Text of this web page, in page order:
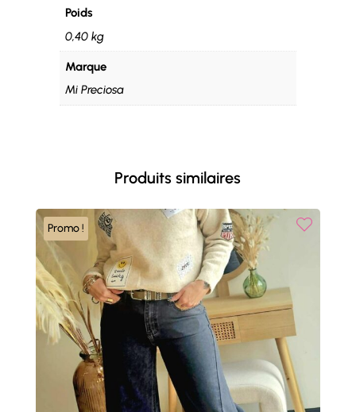
Poids
0,40 kg
Marque
Mi Preciosa
Produits similaires
Promo !